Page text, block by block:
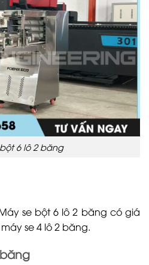
6 lô 2 băng
se bột 6 lô 2 băng có giá
se 4 lô 2 băng.